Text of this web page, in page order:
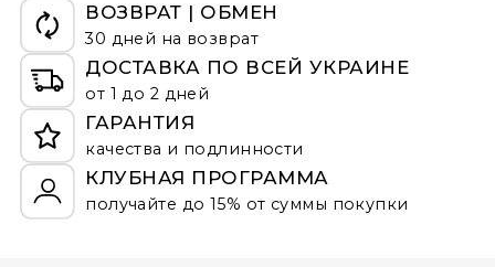
ВОЗВРАТ | ОБМЕН
30 дней на возврат
ДОСТАВКА ПО ВСЕЙ УКРАИНЕ
от 1 до 2 дней
ГАРАНТИЯ
качества и подлинности
КЛУБНАЯ ПРОГРАММА
получайте до 15% от суммы покупки